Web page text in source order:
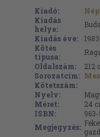
Kiadó:
Kiadás
helye:
Kiadás éve:
1983
Kötés
típusa:
Oldalszám:
212
Sorozatcím:
Kötetszám:
Nyelv:
Méret:
24
ISBN:
Megjegyzés: